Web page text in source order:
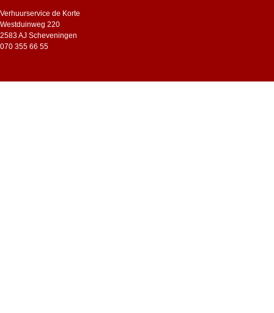
Verhuurservice de Korte
Westduinweg 220
2583 AJ Scheveningen
070 355 66 55